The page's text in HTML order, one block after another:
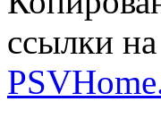
ссылки